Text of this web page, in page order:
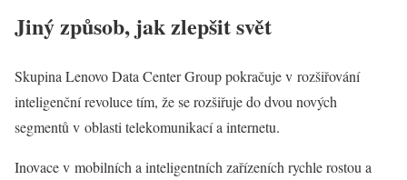
Jiný způsob, jak zlepšit svět
Skupina Lenovo Data Center Group pokračuje v rozšiřování
inteligenční revoluce tím, že se rozšiřuje do dvou nových
segmentů v oblasti telekomunikací a internetu.
Inovace v mobilních a inteligentních zařízeních rychle rostou a